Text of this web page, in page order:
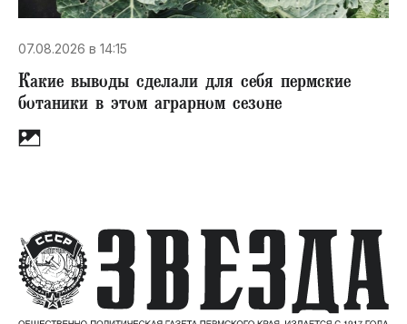
07.08.2026 в 14:15
Какие выводы сделали для себя пермские
ботаники в этом аграрном сезоне